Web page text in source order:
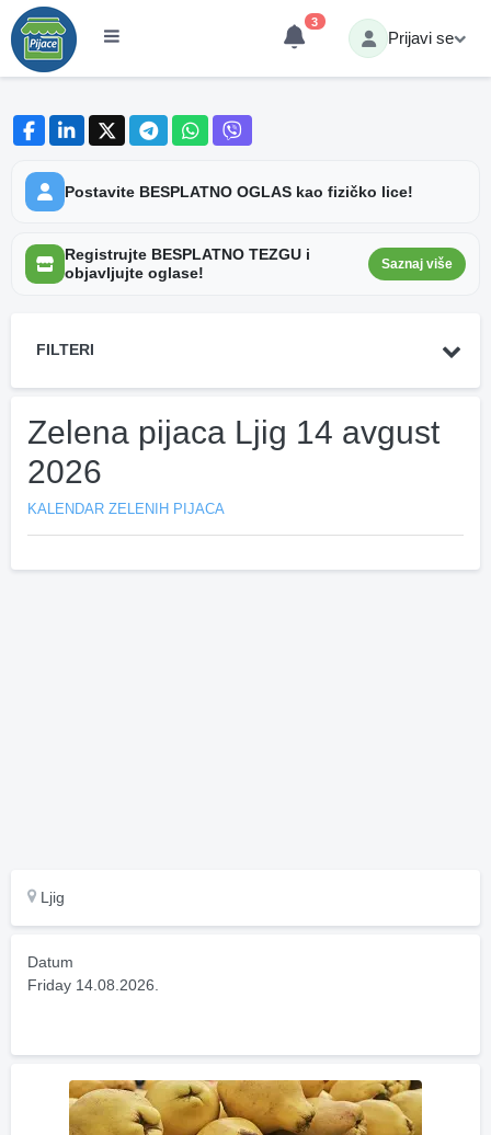
3
Prijavi se
Postavite BESPLATNO OGLAS kao fizičko lice!
Registrujte BESPLATNO TEZGU i
objavljujte oglase!
Saznaj više
FILTERI
Zelena pijaca Ljig 14 avgust
2026
KALENDAR ZELENIH PIJACA
Ljig
Datum
Friday 14.08.2026.